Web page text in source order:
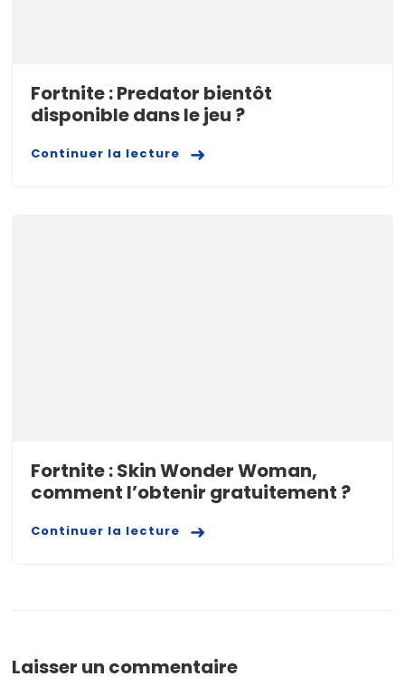
Fortnite : Predator bientôt
disponible dans le jeu ?
Continuer la lecture
Fortnite : Skin Wonder Woman,
comment l’obtenir gratuitement ?
Continuer la lecture
Laisser un commentaire